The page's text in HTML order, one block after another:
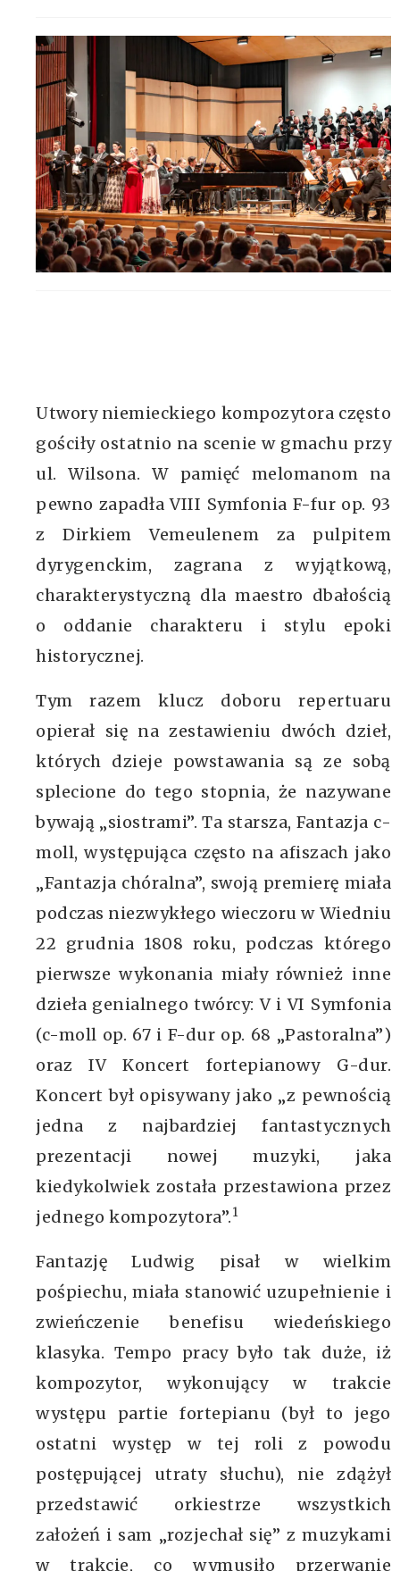
Utwory niemieckiego kompozytora często
gościły ostatnio na scenie w gmachu przy
ul. Wilsona. W pamięć melomanom na
pewno zapadła VIII Symfonia F-fur op. 93
z Dirkiem Vemeulenem za pulpitem
dyrygenckim, zagrana z wyjątkową,
charakterystyczną dla maestro dbałością
o oddanie charakteru i stylu epoki
historycznej.
Tym razem klucz doboru repertuaru
opierał się na zestawieniu dwóch dzieł,
których dzieje powstawania są ze sobą
splecione do tego stopnia, że nazywane
bywają „siostrami”. Ta starsza, Fantazja c-
moll, występująca często na afiszach jako
„Fantazja chóralna”, swoją premierę miała
podczas niezwykłego wieczoru w Wiedniu
22 grudnia 1808 roku, podczas którego
pierwsze wykonania miały również inne
dzieła genialnego twórcy: V i VI Symfonia
(c-moll op. 67 i F-dur op. 68 „Pastoralna”)
oraz IV Koncert fortepianowy G-dur.
Koncert był opisywany jako „z pewnością
jedna z najbardziej fantastycznych
prezentacji nowej muzyki, jaka
kiedykolwiek została przestawiona przez
jednego kompozytora”.1
Fantazję Ludwig pisał w wielkim
pośpiechu, miała stanowić uzupełnienie i
zwieńczenie benefisu wiedeńskiego
klasyka. Tempo pracy było tak duże, iż
kompozytor, wykonujący w trakcie
występu partie fortepianu (był to jego
ostatni występ w tej roli z powodu
postępującej utraty słuchu), nie zdążył
przedstawić orkiestrze wszystkich
założeń i sam „rozjechał się” z muzykami
w trakcie, co wymusiło przerwanie